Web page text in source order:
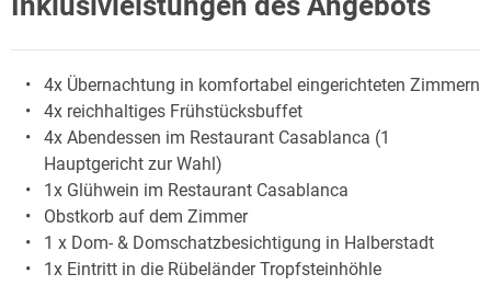
4x Übernachtung in komfortabel eingerichteten Zimmern
4x reichhaltiges Frühstücksbuffet
4x Abendessen im Restaurant Casablanca (1
Hauptgericht zur Wahl)
1x Glühwein im Restaurant Casablanca
Obstkorb auf dem Zimmer
1 x Dom- & Domschatzbesichtigung in Halberstadt
1x Eintritt in die Rübeländer Tropfsteinhöhle